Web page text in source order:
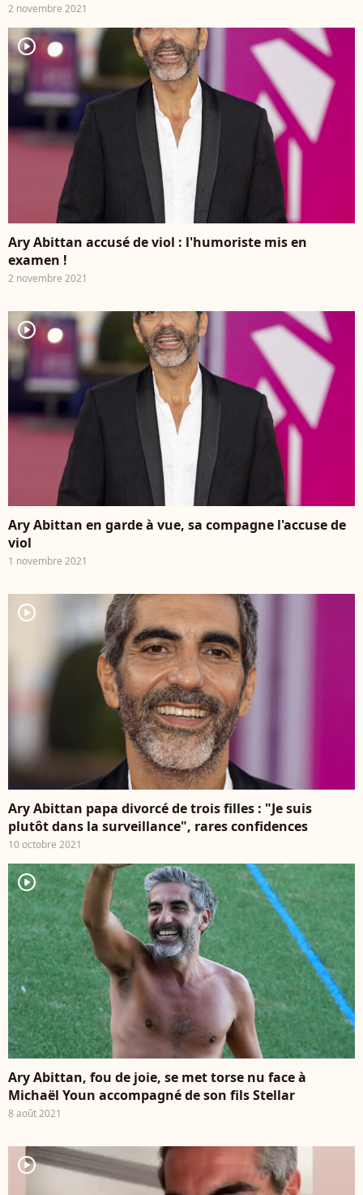
2 novembre 2021
player2
Ary Abittan accusé de viol : l'humoriste mis en
examen !
2 novembre 2021
player2
Ary Abittan en garde à vue, sa compagne l'accuse de
viol
1 novembre 2021
player2
Ary Abittan papa divorcé de trois filles : "Je suis
plutôt dans la surveillance", rares confidences
10 octobre 2021
player2
Ary Abittan, fou de joie, se met torse nu face à
Michaël Youn accompagné de son fils Stellar
8 août 2021
player2